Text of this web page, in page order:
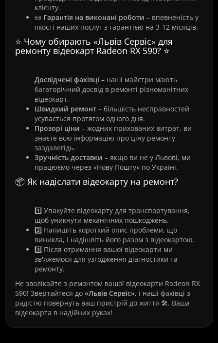
клієнту.
📜 Гарантія на виконані роботи – впевненість у
якості наших послуг з гарантією на 3-12 місяців.
⭐ Чому обирають «Львів Сервіс» для
ремонту відеокарт Radeon RX 590? ⭐
Досвідчені фахівці – наші майстри мають
багаторічний досвід в ремонті різноманітних
відеокарт.
Швидкий ремонт – більшість несправностей
усувається протягом одного дня.
Прозорі ціни – жодних прихованих витрат, ви
знаєте всю інформацію про ціну ремонту
заздалегідь.
Зручність доставки – якщо ви не у Львові, ми
працюємо через «Нову Пошту» по Україні.
📦 Як надіслати відеокарту на ремонт?
1️⃣ Упакуйте відеокарту для транспортування,
щоб уникнути механічних пошкоджень.
2️⃣ Напишіть короткий опис проблеми, що
виникла, і надішліть його разом з відеокартою.
3️⃣ Після отримання вашої відеокарти ми
зв'яжемося для узгодження діагностики та
ремонту.
Не зволікайте з ремонтом вашої відеокарти Radeon RX
590! Звертайтеся до «Львів Сервіс», і наші фахівці з
радістю повернуть ваш пристрій до життя 🛠️. Ваша
відеокарта в надійних руках!